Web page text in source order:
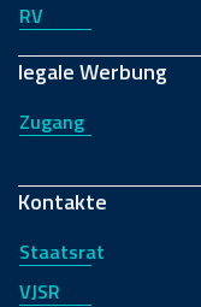
RV
legale Werbung
Zugang
Kontakte
Staatsrat
VJSR